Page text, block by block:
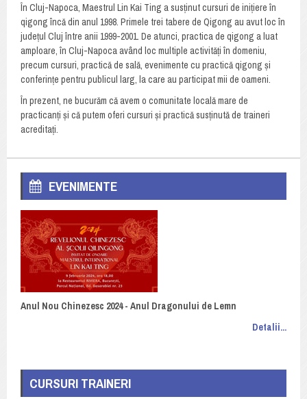
În Cluj-Napoca, Maestrul Lin Kai Ting a susținut cursuri de inițiere în
qigong încă din anul 1998. Primele trei tabere de Qigong au avut loc în
județul Cluj între anii 1999-2001. De atunci, practica de qigong a luat
amploare, în Cluj-Napoca având loc multiple activități în domeniu,
precum cursuri, practică de sală, evenimente cu practică qigong și
conferințe pentru publicul larg, la care au participat mii de oameni.
În prezent, ne bucurăm că avem o comunitate locală mare de
practicanți și că putem oferi cursuri și practică susținută de traineri
acreditați.
EVENIMENTE
Anul Nou Chinezesc 2024 - Anul Dragonului de Lemn
Detalii...
CURSURI TRAINERI